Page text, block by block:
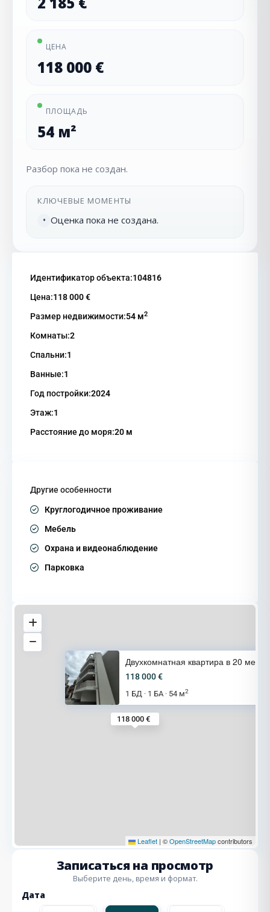
ЦЕНА
118 000 €
ПЛОЩАДЬ
54 м²
Разбор пока не создан.
КЛЮЧЕВЫЕ МОМЕНТЫ
• Оценка пока не создана.
Идентификатор объекта:104816
Цена:118 000 €
Размер недвижимости:54 м2
Комнаты:2
Спальни:1
Ванные:1
Год постройки:2024
Этаж:1
Расстояние до моря:20 м
Другие особенности
Круглогодичное проживание
Мебель
Охрана и видеонаблюдение
Парковка
118 000 €
Двухкомнатная квартира в 20 ме
118 000 €
1 БД · 1 БА · 54 м2
Leaflet | ©OpenStreetMapcontributors
Записаться на просмотр
Выберите день, время и формат.
Дата